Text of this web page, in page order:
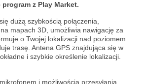
z Play Market.
dużą szybkością połączenia,
mapach 3D, umożliwia nawigację za
o Twojej lokalizacji nad poziomem
trasę. Antena GPS znajdująca się w
i szybkie określenie lokalizacji.
i możliwością przesyłania